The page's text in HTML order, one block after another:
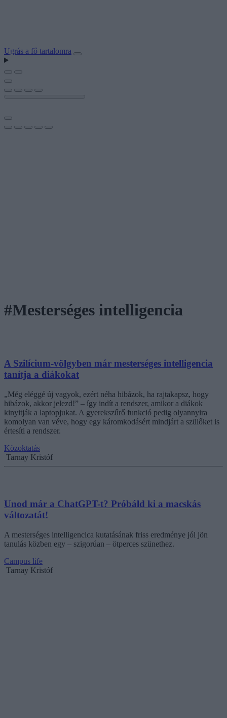
Ugrás a fő tartalomra
#Mesterséges intelligencia
A Szilícium-völgyben már mesterséges intelligencia
tanítja a diákokat
„Még eléggé új vagyok, ezért néha hibázok, ha rajtakapsz, hogy
hibázok, akkor jelezd!” – így indít a rendszer, amikor a diákok
kinyitják a laptopjukat. A gyerekszűrő funkció pedig olyannyira
komolyan van véve, hogy egy káromkodásért mindjárt a szülőket is
értesíti a rendszer.
Közoktatás
Tarnay Kristóf
Unod már a ChatGPT-t? Próbáld ki a macskás
változatát!
A mesterséges intelligencica kutatásának friss eredménye jól jön
tanulás közben egy – szigorúan – ötperces szünethez.
Campus life
Tarnay Kristóf